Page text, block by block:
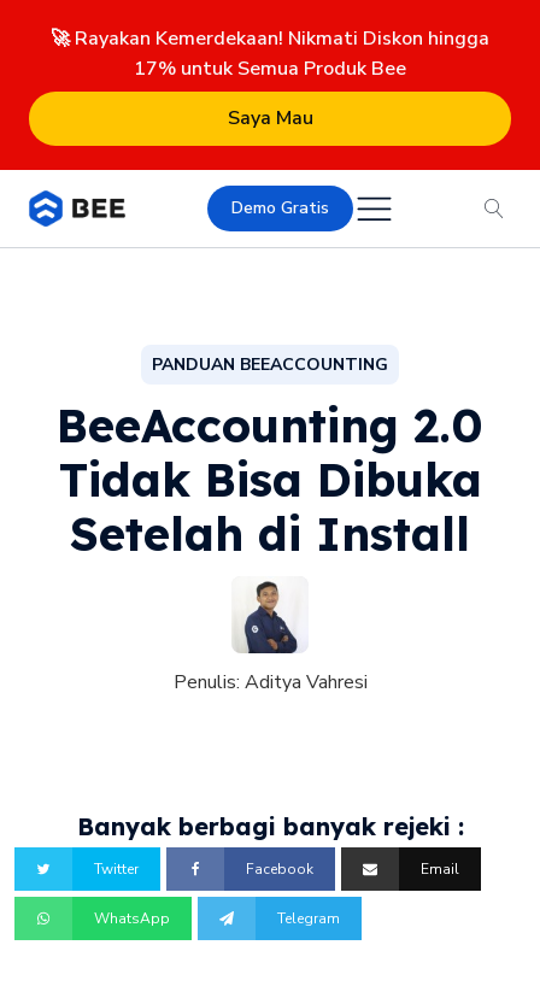
🚀 Rayakan Kemerdekaan! Nikmati Diskon hingga
17% untuk Semua Produk Bee
Saya Mau
Demo Gratis
PANDUAN BEEACCOUNTING
BeeAccounting 2.0
Tidak Bisa Dibuka
Setelah di Install
Penulis: Aditya Vahresi
Banyak berbagi banyak rejeki :
Twitter Facebook Email
WhatsApp Telegram